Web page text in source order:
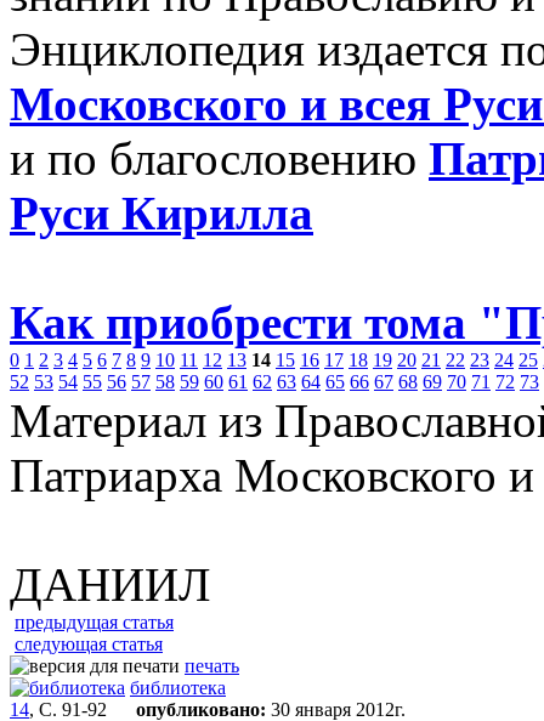
Энциклопедия издается
Московского и всея
и по благословению
Руси Кирилла
Как приобрести тома
0 1 2 3 4 5 6 7 8 9 10 11 12 13 14 15 16 17 18 19 20 21 22 23 24 25
52 53 54 55 56 57 58 59 60 61 62 63 64 65 66 67 68 69 70 71 72 73
Материал из
Патриарха Московского
ДАНИИЛ
предыдущая статья
следующая статья
печать
библиотека
14, С. 91-92 опубликовано: 30 января 2012г.